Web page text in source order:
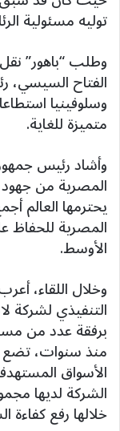
توليه مسئولية
وطلب “باهور”
الفتاح السيسي،
وسلوفينيا
متميزة للغاية.
وأشاد رئيس
المصرية من
يحترمها العالم
المصرية للحفاظ
الأوسط.
وخلال اللقاء،
التنفيذي لشركة
برفقة عدد من
منذ سنوات، تضع
الأسواق
الشركة لديها
خلالها رفع